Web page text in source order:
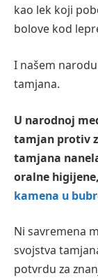
kao lek koji
bolove kod
I našem
tamjana.
U narodnoj
tamjan protiv
tamjana
oralne
kamena u
Ni savremena
svojstva
potvrdu za